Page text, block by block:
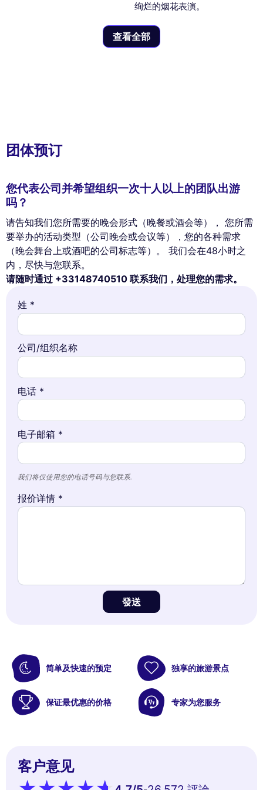
绚烂的烟花表演。
查看全部
团体预订
您代表公司并希望组织一次十人以上的团队出游
吗？
请告知我们您所需要的晚会形式（晚餐或酒会等）， 您所需
要举办的活动类型（公司晚会或会议等），您的各种需求
（晚会舞台上或酒吧的公司标志等）。 我们会在48小时之
内，尽快与您联系。
请随时通过 +33148740510 联系我们，处理您的需求。
姓 *
公司/组织名称
电话 *
电子邮箱 *
我们将仅使用您的电话号码与您联系.
报价详情 *
發送
简单及快速的预定 独享的旅游景点
保证最优惠的价格 专家为您服务
客户意见